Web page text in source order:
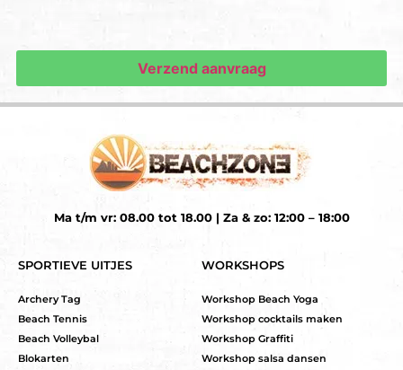
Ma t/m vr: 08.00 tot 18.00 | Za & zo: 12:00 – 18:00
SPORTIEVE UITJES
Archery Tag
Beach Tennis
Beach Volleybal
Blokarten
WORKSHOPS
Workshop Beach Yoga
Workshop cocktails maken
Workshop Graffiti
Workshop salsa dansen